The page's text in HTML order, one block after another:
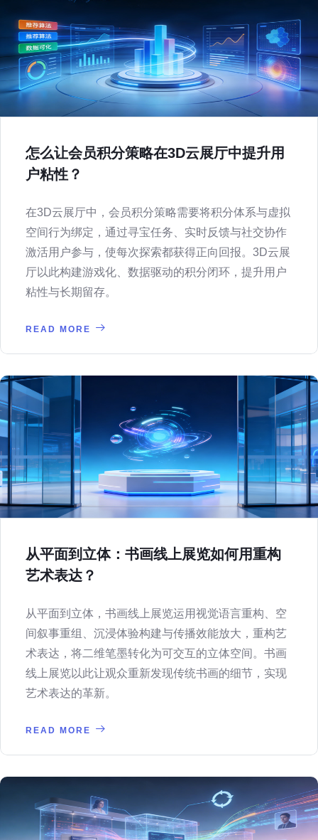
怎么让会员积分策略在3D云展厅中提升用
户粘性？
在3D云展厅中，会员积分策略需要将积分体系与虚拟
空间行为绑定，通过寻宝任务、实时反馈与社交协作
激活用户参与，使每次探索都获得正向回报。3D云展
厅以此构建游戏化、数据驱动的积分闭环，提升用户
粘性与长期留存。
READ MORE
从平面到立体：书画线上展览如何用重构
艺术表达？
从平面到立体，书画线上展览运用视觉语言重构、空
间叙事重组、沉浸体验构建与传播效能放大，重构艺
术表达，将二维笔墨转化为可交互的立体空间。书画
线上展览以此让观众重新发现传统书画的细节，实现
艺术表达的革新。
READ MORE